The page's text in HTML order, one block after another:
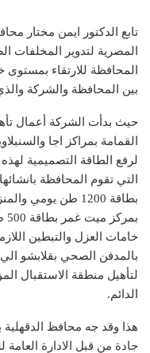
تابع الدكتور ايمن مختار
المصرية لتدوير المخلفات
المحافظة للارتقاء
بين المحافظة والشركة والذي بدأ
حيث بدأت الشركة أعمال
القمامة بمراكز اجا
لرفع الطاقة التصميمية
التي تقوم المحافظة
خامات العزل والتبطين
بالمدفن الصحي بقلابشو
لتأهيل منطقة الاستقبال
الدائم.
هذا وقد جه محافظ الدقهلية
جادة من قبل الادارة